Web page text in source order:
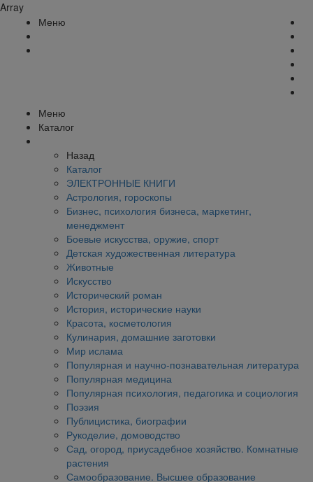
Array
Меню
Меню
Каталог
Назад
Каталог
ЭЛЕКТРОННЫЕ КНИГИ
Астрология, гороскопы
Бизнес, психология бизнеса, маркетинг,
менеджмент
Боевые искусства, оружие, спорт
Детская художественная литература
Животные
Искусство
Исторический роман
История, исторические науки
Красота, косметология
Кулинария, домашние заготовки
Мир ислама
Популярная и научно-познавательная литература
Популярная медицина
Популярная психология, педагогика и социология
Поэзия
Публицистика, биографии
Рукоделие, домоводство
Сад, огород, приусадебное хозяйство. Комнатные
растения
Самообразование. Высшее образование